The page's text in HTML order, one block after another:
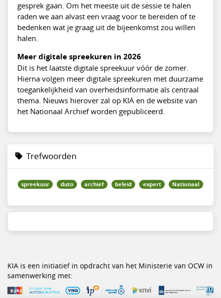
gesprek gaan. Om het meeste uit de sessie te halen
raden we aan alvast een vraag voor te bereiden of te
bedenken wat je graag uit de bijeenkomst zou willen
halen.
Meer digitale spreekuren in 2026
Dit is het laatste digitale spreekuur vóór de zomer.
Hierna volgen meer digitale spreekuren met duurzame
toegankelijkheid van overheidsinformatie als centraal
thema. Nieuws hierover zal op KIA en de website van
het Nationaal Archief worden gepubliceerd.
Trefwoorden
spreekuur duto archief beleid expert Nationaal
KIA is een initiatief in opdracht van het Ministerie van OCW in
samenwerking met: